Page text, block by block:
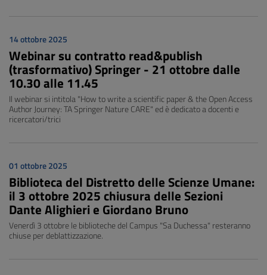
14 ottobre 2025
Webinar su contratto read&publish
(trasformativo) Springer - 21 ottobre dalle
10.30 alle 11.45
Il webinar si intitola "How to write a scientific paper & the Open Access
Author Journey: TA Springer Nature CARE" ed è dedicato a docenti e
ricercatori/trici
01 ottobre 2025
Biblioteca del Distretto delle Scienze Umane:
il 3 ottobre 2025 chiusura delle Sezioni
Dante Alighieri e Giordano Bruno
Venerdì 3 ottobre le biblioteche del Campus "Sa Duchessa" resteranno
chiuse per deblattizzazione.